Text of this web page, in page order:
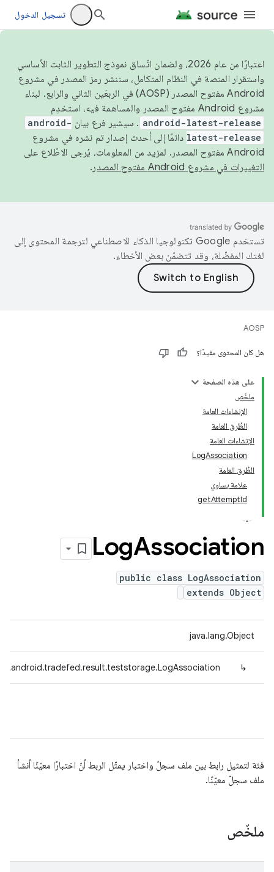
تسجيل الدخول
اعتبارًا من عام 2026، ولضمان اتّساق نموذج التطوير الثابت الأساسي
واستقرار المنصة في النظام المتكامل، سننشر رمز المصدر في مشروع
Android مفتوح المصدر (AOSP) في الربعَين الثاني والرابع. لبناء
مشروع Android مفتوح المصدر والمساهمة فيه، استخدِم
android-latest-release . سيشير فرع بيان android-
latest-release دائمًا إلى أحدث إصدار تم نشره في مشروع
Android مفتوح المصدر. لمزيد من المعلومات، يُرجى الاطّلاع على
التغييرات في مشروع Android مفتوح المصدر
.
تستخدم Google تكنولوجيا الذكاء الاصطناعي لترجمة المحتوى إلى
لغتك المفضّلة، وقد تتضمّن بعض الأخطاء.
AOSP
هل كان المحتوى مفيدًا؟
على هذه الصفحة
ملخّص
الإنشاءات العامة
الطُرق العامة
الإنشاءات العامة
LogAssociation
الطُرق العامة
علامة يساوي
getAttemptId
LogAssociation
public class LogAssociation
extends Object
java.lang.Object
↳
فئة لتمثيل رابط بين ملف سجلّ واختبار يمثّل الربط أنّ اختبارًا معيّنًا أنشأ
ملف سجلّ معيّنًا.
ملخّص